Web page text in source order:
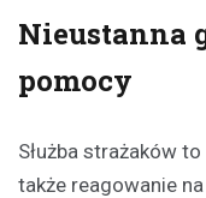
Nieustanna
pomocy
Służba strażaków
także reagowanie